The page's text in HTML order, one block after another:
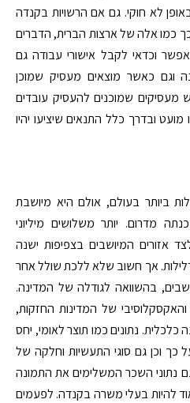
לא חוקי. גם אם הרשויות בקנדה
כך כמו אלה של ארצות הברית, הדברים
וכדאי לקבל אישורי עבודה גם
וגם כאשר מוצאים מעסיק שמוכן
שמוכנים להעסיק עובדים
ובדרך כלל התנאים שיציעו יהיו
ביותר בעולם, אולם היא מיושבת
מדרום. יותר משלושים מיליוני
אזורים המיושבים בצפיפות ישנה
אך חשוב שלא ללכת שולל אחר
בהשוואה לגודלה של המדינה.
של המדינות החזקות,
כלכלית. נתונים כמו תוצר לאומי, יחס
כך וכן גם סוגי התעשיות וחלקה של
נתוני השכר המשלימים את התמונה
להיות בעלי משרה בקנדה. לפעמים